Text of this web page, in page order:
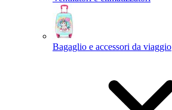
Bagaglio e accessori da viaggio